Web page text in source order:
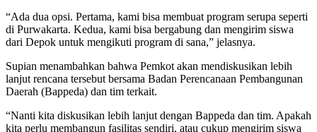
“Ada dua opsi. Pertama, kami bisa membuat program serupa seperti
di Purwakarta. Kedua, kami bisa bergabung dan mengirim siswa
dari Depok untuk mengikuti program di sana,” jelasnya.
Supian menambahkan bahwa Pemkot akan mendiskusikan lebih
lanjut rencana tersebut bersama Badan Perencanaan Pembangunan
Daerah (Bappeda) dan tim terkait.
“Nanti kita diskusikan lebih lanjut dengan Bappeda dan tim. Apakah
kita perlu membangun fasilitas sendiri, atau cukup mengirim siswa